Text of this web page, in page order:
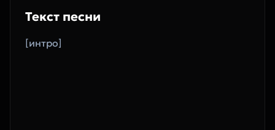
Текст песни
[интро]